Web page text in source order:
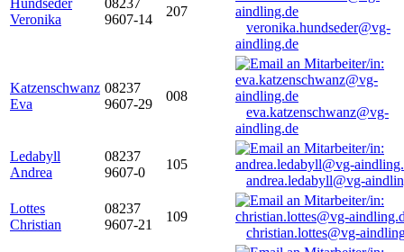
Hundseder
Veronika
08237
9607-14
207
veronika.hundseder@vg-
aindling.de
Katzenschwanz
Eva
08237
9607-29
008
eva.katzenschwanz@vg-
aindling.de
Ledabyll
Andrea
08237
9607-0
105
andrea.ledabyll@vg-
Lottes
Christian
08237
9607-21
109
christian.lottes@vg-